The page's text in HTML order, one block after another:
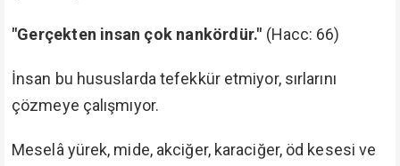
"Gerçekten insan çok nankördür." (Hacc: 66)
İnsan bu hususlarda tefekkür etmiyor, sırlarını
çözmeye çalışmıyor.
Meselâ yürek, mide, akciğer, karaciğer, öd kesesi ve